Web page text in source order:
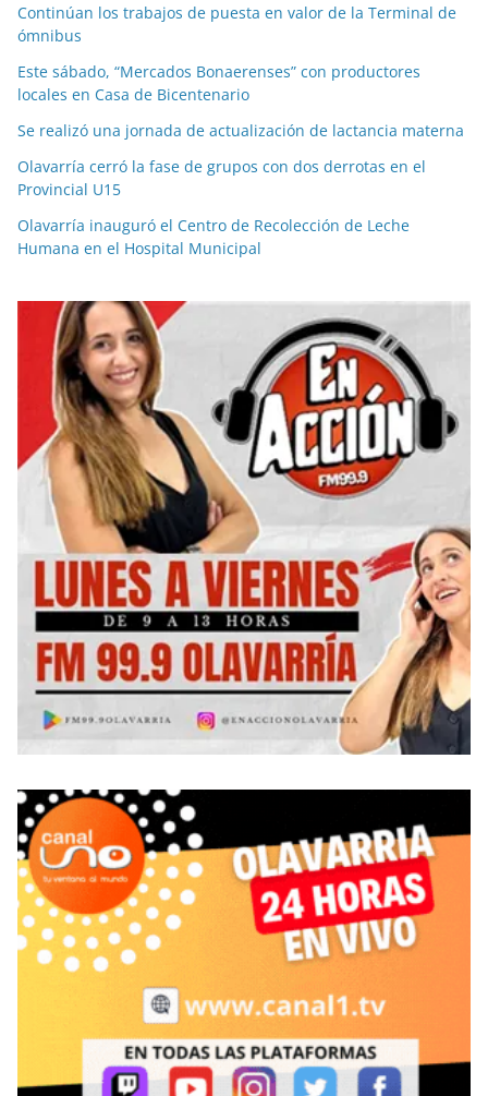
Continúan los trabajos de puesta en valor de la Terminal de
ómnibus
Este sábado, “Mercados Bonaerenses” con productores
locales en Casa de Bicentenario
Se realizó una jornada de actualización de lactancia materna
Olavarría cerró la fase de grupos con dos derrotas en el
Provincial U15
Olavarría inauguró el Centro de Recolección de Leche
Humana en el Hospital Municipal